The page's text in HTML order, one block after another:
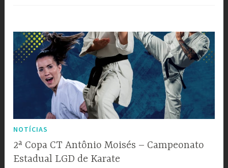
NOTÍCIAS
2ª Copa CT Antônio Moisés – Campeonato
Estadual LGD de Karate